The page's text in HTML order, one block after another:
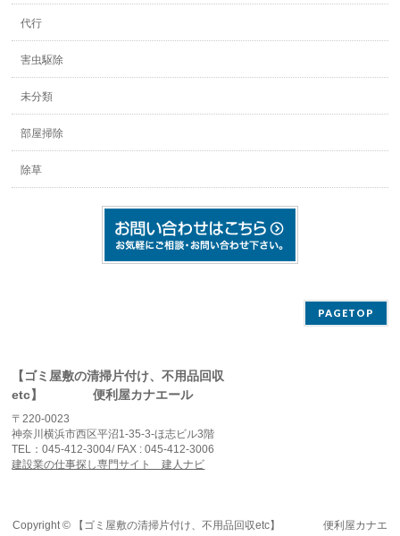
代行
害虫駆除
未分類
部屋掃除
除草
PAGETOP
【ゴミ屋敷の清掃片付け、不用品回収
etc】 便利屋カナエール
〒220-0023
神奈川横浜市西区平沼1-35-3-ほ志ビル3階
TEL：045-412-3004/ FAX : 045-412-3006
建設業の仕事探し専門サイト 建人ナビ
Copyright ©
【ゴミ屋敷の清掃片付け、不用品回収etc】 便利屋カナエ